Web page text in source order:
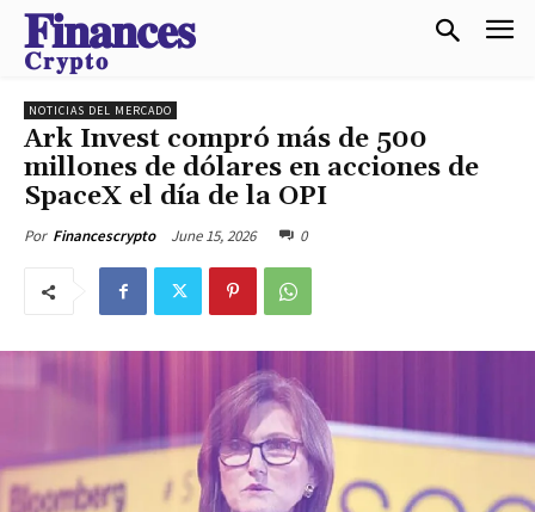
𝐅𝐢𝐧𝐚𝐧𝐜𝐞𝐬
𝐂𝐫𝐲𝐩𝐭𝐨
NOTICIAS DEL MERCADO
Ark Invest compró más de 500
millones de dólares en acciones de
SpaceX el día de la OPI
Por Financescrypto June 15, 2026 0